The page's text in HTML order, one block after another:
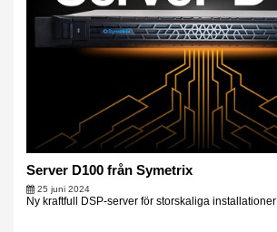
Server D100 från Symetrix
25 juni 2024
Ny kraftfull DSP-server för storskaliga installationer